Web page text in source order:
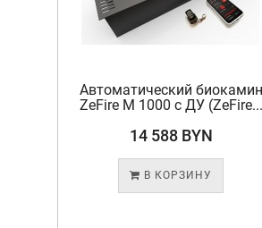
Автоматический биокамин
ZeFire М 1000 с ДУ (ZeFire...
14 588 BYN
В КОРЗИНУ